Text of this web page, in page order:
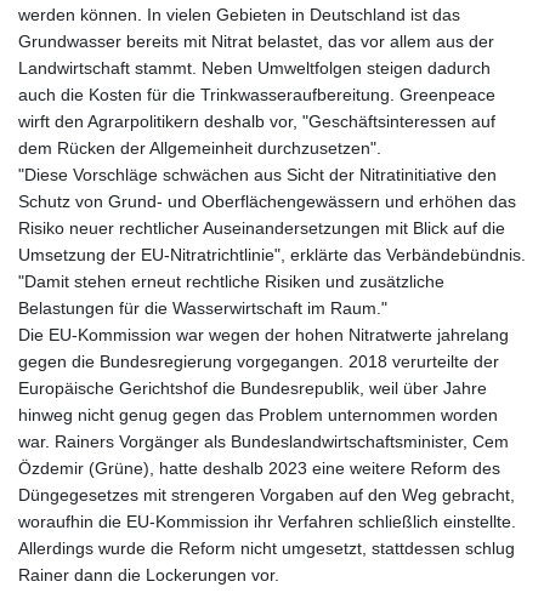
1590322.371805
ISK 142.598215
JEP 0.8566
JMD 183.057725
JOD 0.819746
JPY 182.445186
KES 149.158147
KGS 101.104505
KHR
4681.941823
KMF 492.514185
KRW
1627.677557
KWD 0.356853
KYD 0.960588
KZT 540.233287
LAK
26025.676609
LBP
103223.017367
LKR 386.635196
LRD 208.057415
werden können. In vielen Gebieten in Deutschland ist das
Grundwasser bereits mit Nitrat belastet, das vor allem aus der
Landwirtschaft stammt. Neben Umweltfolgen steigen dadurch
auch die Kosten für die Trinkwasseraufbereitung. Greenpeace
wirft den Agrarpolitikern deshalb vor, "Geschäftsinteressen auf
dem Rücken der Allgemeinheit durchzusetzen".
"Diese Vorschläge schwächen aus Sicht der Nitratinitiative den
Schutz von Grund- und Oberflächengewässern und erhöhen das
Risiko neuer rechtlicher Auseinandersetzungen mit Blick auf die
Umsetzung der EU-Nitratrichtlinie", erklärte das Verbändebündnis.
"Damit stehen erneut rechtliche Risiken und zusätzliche
Belastungen für die Wasserwirtschaft im Raum."
Die EU-Kommission war wegen der hohen Nitratwerte jahrelang
gegen die Bundesregierung vorgegangen. 2018 verurteilte der
Europäische Gerichtshof die Bundesrepublik, weil über Jahre
hinweg nicht genug gegen das Problem unternommen worden
war. Rainers Vorgänger als Bundeslandwirtschaftsminister, Cem
Özdemir (Grüne), hatte deshalb 2023 eine weitere Reform des
Düngegesetzes mit strengeren Vorgaben auf den Weg gebracht,
woraufhin die EU-Kommission ihr Verfahren schließlich einstellte.
Allerdings wurde die Reform nicht umgesetzt, stattdessen schlug
Rainer dann die Lockerungen vor.